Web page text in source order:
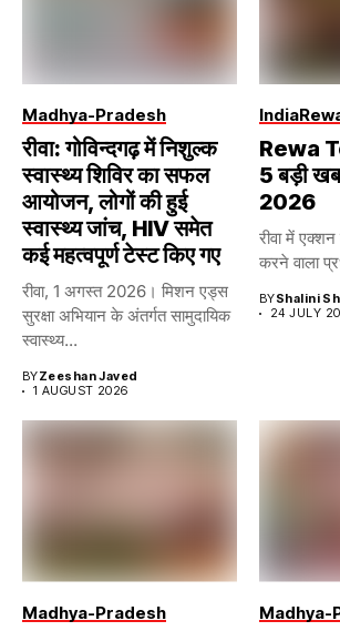
Madhya-Pradesh
रीवा: गोविन्दगढ़ में निशुल्क
स्वास्थ्य शिविर का सफल
आयोजन, लोगों की हुई
स्वास्थ्य जांच, HIV समेत
कई महत्वपूर्ण टेस्ट किए गए
रीवा, 1 अगस्त 2026। मिशन एड्स
सुरक्षा अभियान के अंतर्गत सामुदायिक
स्वास्थ्य...
BYZeeshan Javed
1 AUGUST 2026
India
Rewa
5 बड़ी
2026
रीवा में
करने वाला
BYShalini
24 JULY
Madhya-Pradesh Madhya-